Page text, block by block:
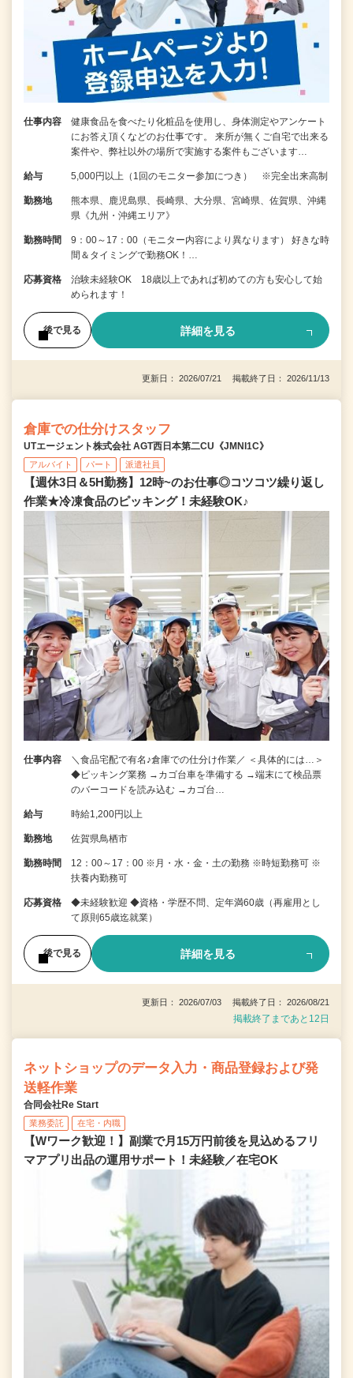
仕事内容
健康食品を食べたり化粧品を使用し、身体測定やアンケート
にお答え頂くなどのお仕事です。 来所が無くご自宅で出来る
案件や、弊社以外の場所で実施する案件もございます…
給与 5,000円以上（1回のモニター参加につき） ※完全出来高制
勤務地
熊本県、鹿児島県、長崎県、大分県、宮崎県、佐賀県、沖縄
県《九州・沖縄エリア》
勤務時間
9：00～17：00（モニター内容により異なります） 好きな時
間＆タイミングで勤務OK！…
応募資格
治験未経験OK 18歳以上であれば初めての方も安心して始
められます！
後で見る 詳細を見る
更新日： 2026/07/21 掲載終了日： 2026/11/13
倉庫での仕分けスタッフ
UTエージェント株式会社 AGT西日本第二CU《JMNI1C》
アルバイト パート 派遣社員
【週休3日＆5H勤務】12時~のお仕事◎コツコツ繰り返し
作業★冷凍食品のピッキング！未経験OK♪
仕事内容
＼食品宅配で有名♪倉庫での仕分け作業／ ＜具体的には…＞
◆ピッキング業務 →カゴ台車を準備する →端末にて検品票
のバーコードを読み込む →カゴ台…
給与 時給1,200円以上
勤務地 佐賀県鳥栖市
勤務時間
12：00～17：00 ※月・水・金・土の勤務 ※時短勤務可 ※
扶養内勤務可
応募資格
◆未経験歓迎 ◆資格・学歴不問、定年満60歳（再雇用とし
て原則65歳迄就業）
後で見る 詳細を見る
更新日： 2026/07/03 掲載終了日： 2026/08/21
掲載終了まであと12日
ネットショップのデータ入力・商品登録および発
送軽作業
合同会社Re Start
業務委託 在宅・内職
【Wワーク歓迎！】副業で月15万円前後を見込めるフリ
マアプリ出品の運用サポート！未経験／在宅OK